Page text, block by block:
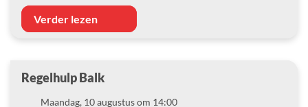
Verder lezen
Regelhulp Balk
DatumMaandag, 10 augustus om 14:00